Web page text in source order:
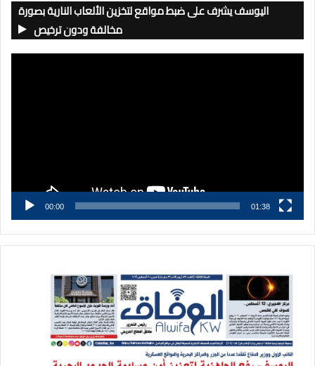
اليوسف يشرف على ضبط مواقع لتخزين الألعاب النارية بصورة
مخالفة ودون ترخيص
00:00 01:38